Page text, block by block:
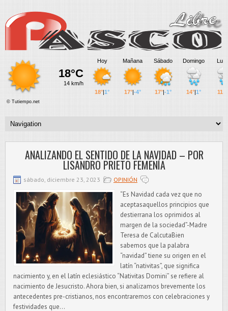
ANALIZANDO EL SENTIDO DE LA NAVIDAD – POR
LISANDRO PRIETO FEMENÍA
sábado, diciembre 23, 2023 OPINIÓN
“Es Navidad cada vez que no
aceptasaquellos principios que
destierrana los oprimidos al
margen de la sociedad”-Madre
Teresa de CalcutaBien
sabemos que la palabra
“navidad” tiene su origen en el
latín “nativitas”, que significa
nacimiento y, en el latín eclesiástico “Nativitas Domini” se refiere al
nacimiento de Jesucristo. Ahora bien, si analizamos brevemente los
antecedentes pre-cristianos, nos encontraremos con celebraciones y
festividades que...